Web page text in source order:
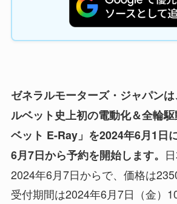
ゼネラルモーターズ・ジャパン
ルベット史上初の電動化＆全輪
ベット E-Ray」を2024年6月1日
6月7日から予約を開始します。
2024年6月7日からで、価格は
受付期間は2024年6月7日（金）